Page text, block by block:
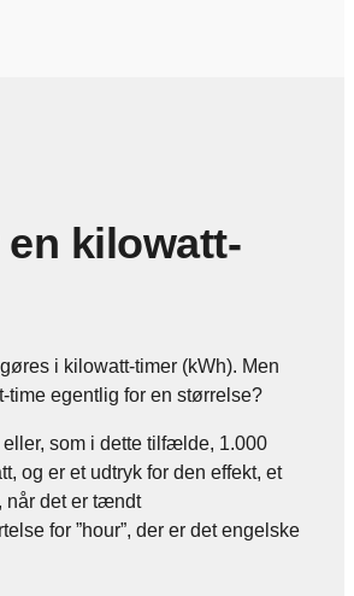
en kilowatt-
i kilowatt-timer (kWh). Men
time egentlig for en størrelse?
eller, som i dette tilfælde, 1.000
og er et udtryk for den effekt, et
når det er tændt
for ”hour”, der er det engelske